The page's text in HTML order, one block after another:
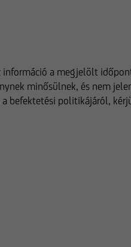
információ a megjelölt
minősülnek, és nem
befektetési politikájáról,